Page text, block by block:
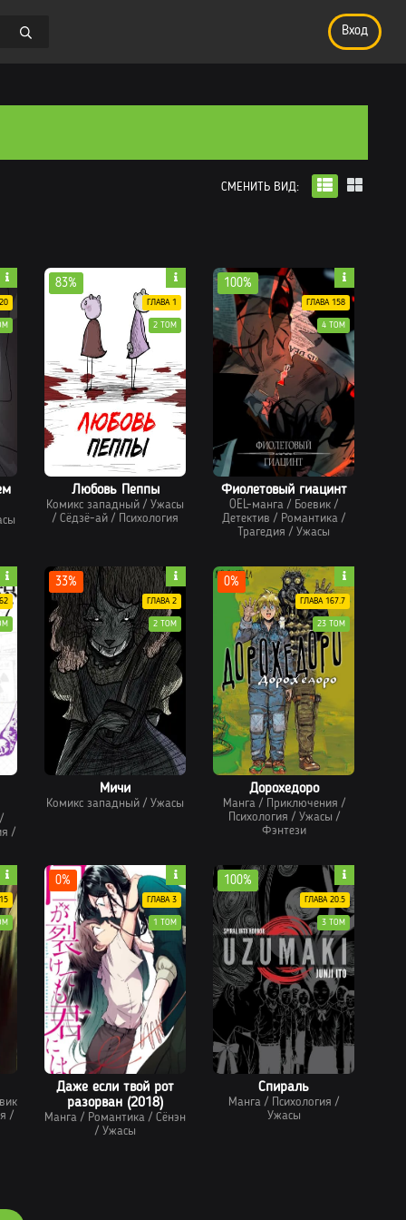
Вход
Любовь Пеппы
Комикс западный / Ужасы
/ Сёдзё-ай/ Психология
83%
ГЛАВА 1
2 ТОМ
Фиолетовый гиацинт
OEL-манга / Боевик /
Детектив / Романтика /
Трагедия / Ужасы
100%
ГЛАВА 158
4 ТОМ
/
Мичи
Комикс западный / Ужасы
33%
ГЛАВА 2
2 ТОМ
Дорохедоро
Манга/ Приключения /
Психология / Ужасы /
Фэнтези
0%
ГЛАВА 167.7
23 ТОМ
/
Даже если твой рот
разорван (2018)
Манга / Романтика / Сёнэн
/ Ужасы
0%
ГЛАВА 3
1 ТОМ
Спираль
Манга / Психология /
Ужасы
100%
ГЛАВА 20.5
3 ТОМ
СМЕНИТЬ ВИД: